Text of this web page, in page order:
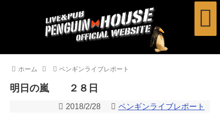
ホーム ペンギンライブレポート
明日の嵐 ２８日
2018/2/28 ペンギンライブレポート